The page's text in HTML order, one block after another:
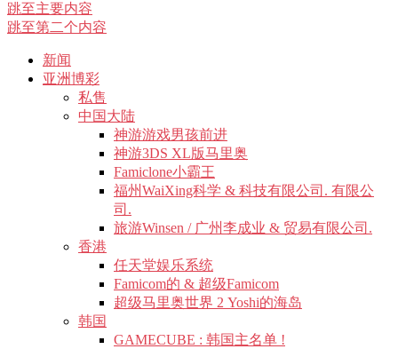
跳至主要内容
跳至第二个内容
新闻
亚洲博彩
私售
中国大陆
神游游戏男孩前进
神游3DS XL版马里奥
Famiclone小霸王
福州WaiXing科学 & 科技有限公司. 有限公
司.
旅游Winsen / 广州李成业 & 贸易有限公司.
香港
任天堂娱乐系统
Famicom的 & 超级Famicom
超级马里奥世界 2 Yoshi的海岛
韩国
GAMECUBE : 韩国主名单 !